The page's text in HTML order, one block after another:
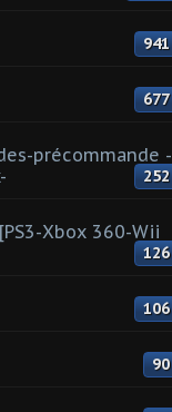
941
677
précommande -
252
Xbox 360-Wii
126
106
90